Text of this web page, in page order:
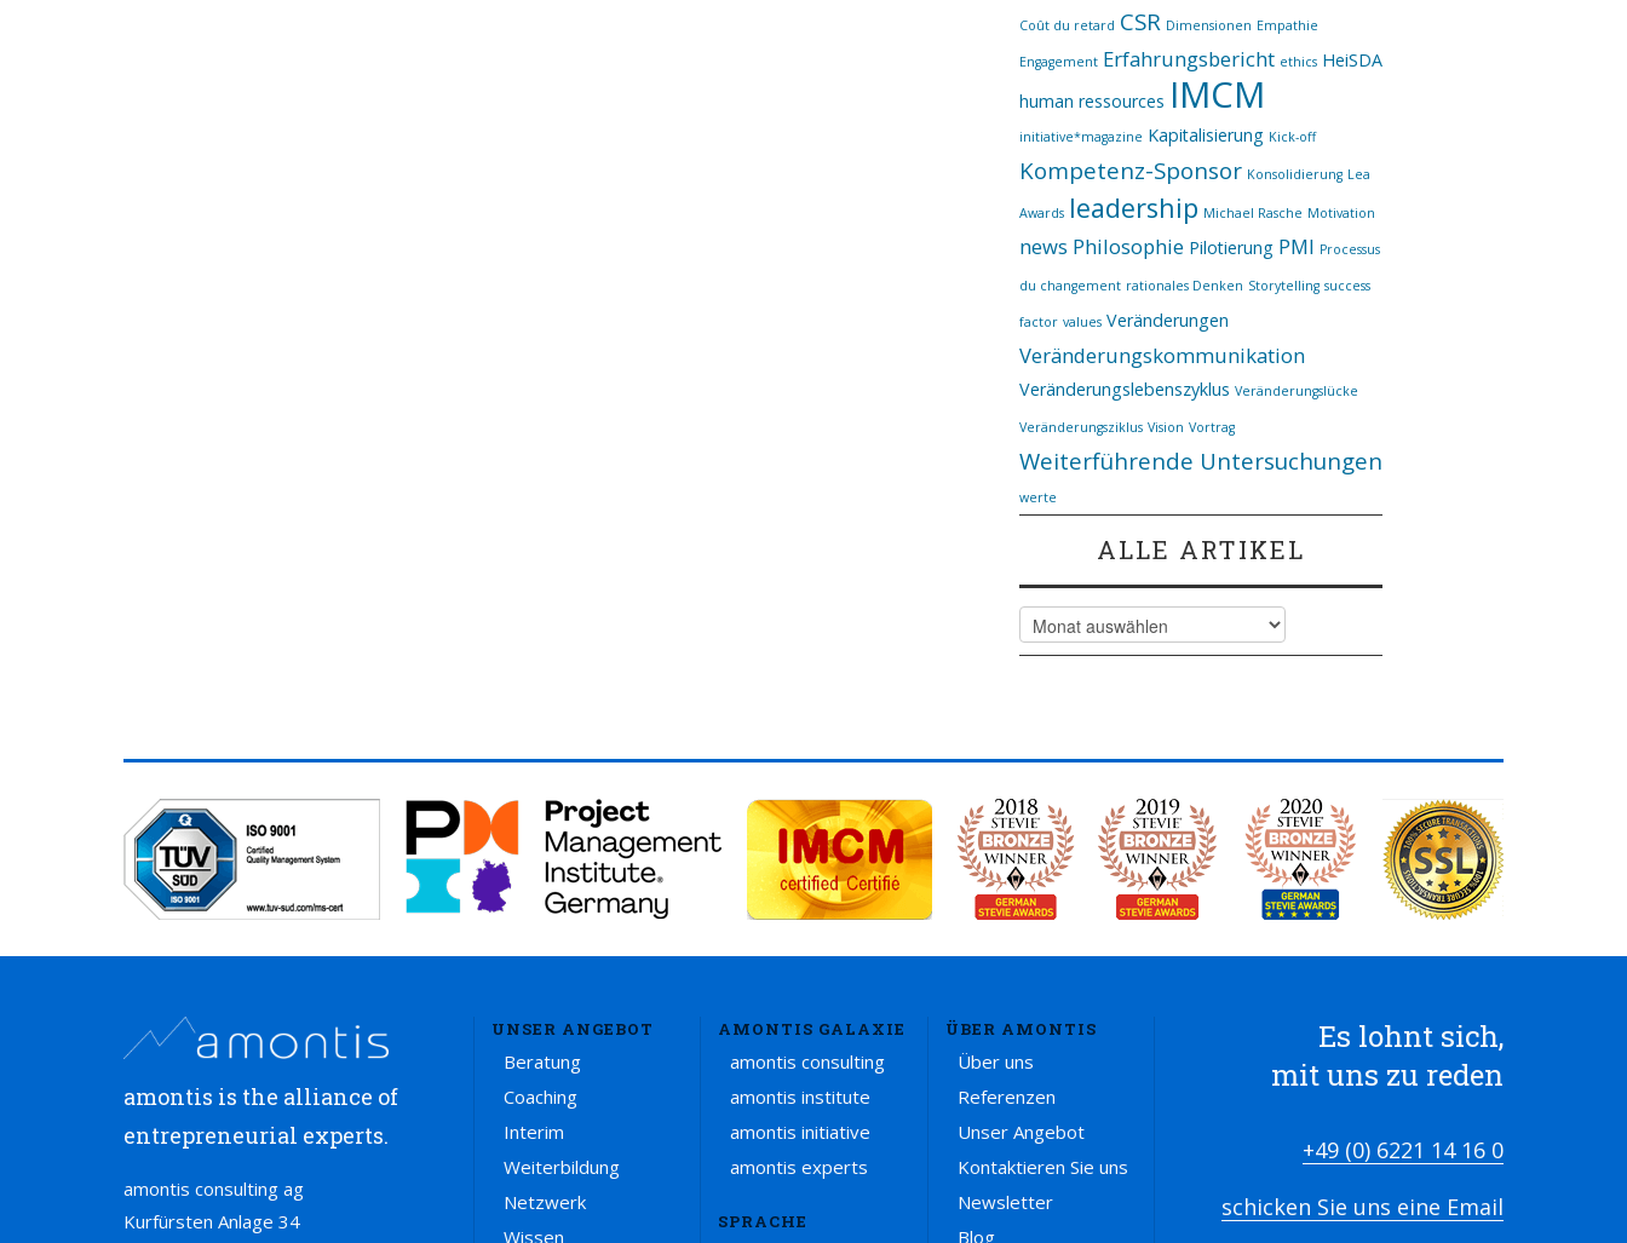
Coût du retard CSR Dimensionen Empathie
Engagement Erfahrungsbericht ethics HeiSDA
human ressources IMCM
initiative*magazine Kapitalisierung Kick-off
Kompetenz-Sponsor Konsolidierung Lea
Awards leadership Michael Rasche Motivation
news Philosophie Pilotierung PMI Processus
du changement rationales Denken Storytelling success
factor values Veränderungen
Veränderungskommunikation
Veränderungslebenszyklus Veränderungslücke
Veränderungsziklus Vision Vortrag
Weiterführende Untersuchungen
werte
ALLE ARTIKEL
Alle
Artikel
amontis is the alliance of
entrepreneurial experts.
amontis consulting ag
Kurfürsten Anlage 34
UNSER ANGEBOT
Beratung
Coaching
Interim
Weiterbildung
Netzwerk
Wissen
AMONTIS GALAXIE
amontis consulting
amontis institute
amontis initiative
amontis experts
SPRACHE
ÜBER AMONTIS
Über uns
Referenzen
Unser Angebot
Kontaktieren Sie uns
Newsletter
Blog
Es lohnt sich,
mit uns zu reden
+49 (0) 6221 14 16 0
schicken Sie uns eine Email